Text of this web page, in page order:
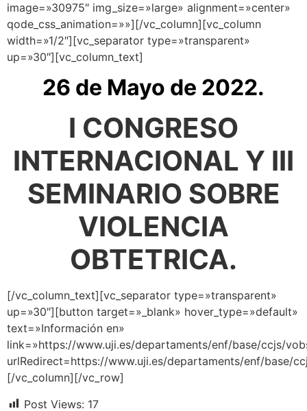
image=»30975″ img_size=»large» alignment=»center»
qode_css_animation=»»][/vc_column][vc_column
width=»1/2″][vc_separator type=»transparent»
up=»30″][vc_column_text]
26 de Mayo de 2022.
I CONGRESO
INTERNACIONAL Y III
SEMINARIO SOBRE
VIOLENCIA
OBTETRICA.
[/vc_column_text][vc_separator type=»transparent»
up=»30″][button target=»_blank» hover_type=»default»
text=»Información en»
link=»https://www.uji.es/departaments/enf/base/ccjs/
urlRedirect=https://www.uji.es/departaments/enf/base/
[/vc_column][/vc_row]
Post Views: 17